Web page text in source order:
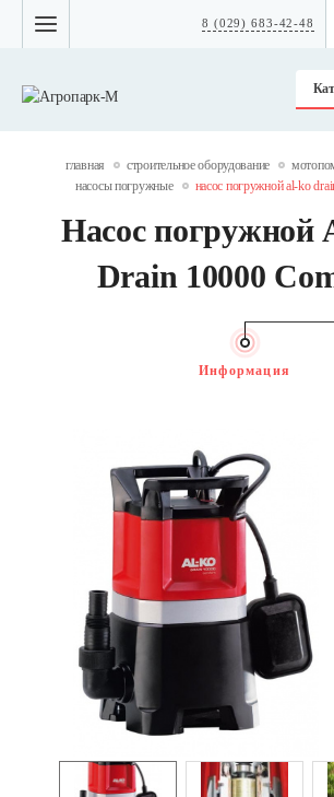
8 (029) 683-42-48
главная строительное оборудование
насосы погружные
насос погружной al-ko
Насос погружной
Drain 10000
Информация